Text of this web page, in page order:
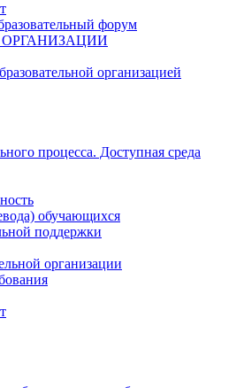
форум
организацией
процесса. Доступная среда
обучающихся
поддержки
организации